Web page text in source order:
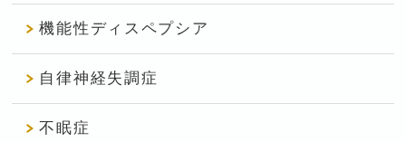
機能性ディスペプシア
自律神経失調症
不眠症